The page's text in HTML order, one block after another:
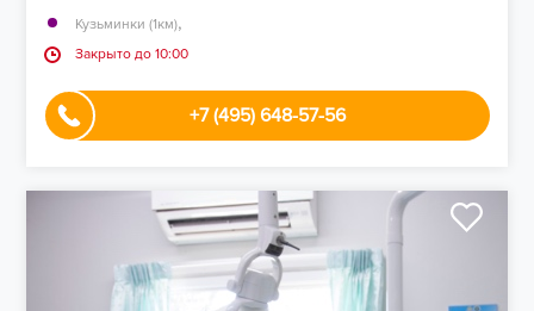
Кузьминки (1км),
Закрыто до 10:00
+7 (495) 648-57-56